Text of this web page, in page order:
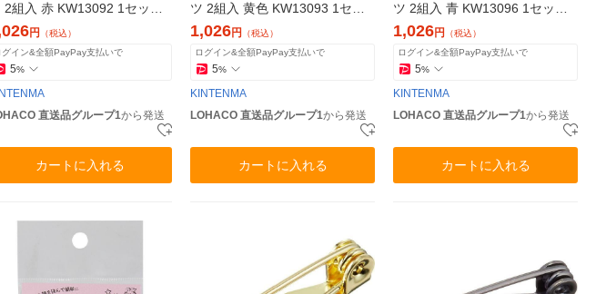
2組入 赤 KW13092 1セット
)（直送品）
円
（税込）
グイン&全額PayPay支払いで
5%
直送品グループ1から発送
カートに入れる
ツ 2組入 黄色 KW13093 1セッ
ト(5枚)（直送品）
1,026円
（税込）
ログイン&全額PayPay支払いで
5%
KINTENMA
LOHACO 直送品グループ1から発送
カートに入れる
ツ 2組入 青 KW13096 1セット
(5枚)（直送品）
1,026円
（税込）
ログイン&全額PayPay支払いで
5%
KINTENMA
LOHACO 直送品グループ1から発送
カートに入れる